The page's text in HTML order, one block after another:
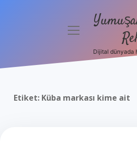
Politikası
menüyü
Dijital dünyada
Etiket: Küba markası kime ait